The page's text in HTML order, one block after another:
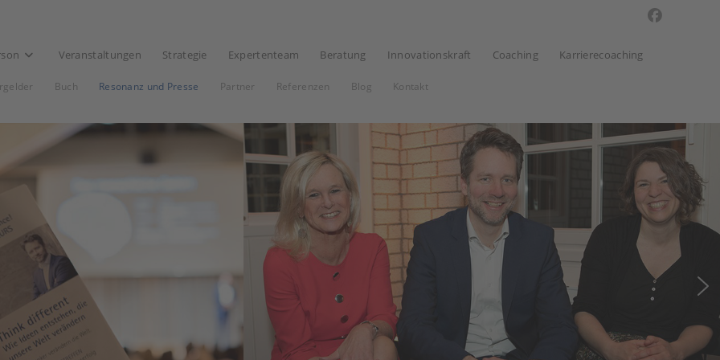
Veranstaltungen Strategie Expertenteam Beratung Innovationskraft Coaching Karrierecoaching
Buch Resonanz und Presse Partner Referenzen Blog Kontakt